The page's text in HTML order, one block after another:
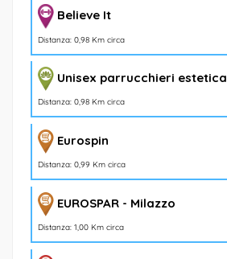
Believe It
Distanza: 0,98 Km circa
Unisex parrucchieri estetica
Distanza: 0,98 Km circa
Eurospin
Distanza: 0,99 Km circa
EUROSPAR - Milazzo
Distanza: 1,00 Km circa